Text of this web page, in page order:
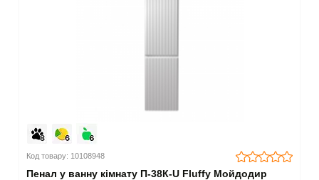
Код товару: 10108948
Пенал у ванну кімнату П-38К-U Fluffy Мойдодир